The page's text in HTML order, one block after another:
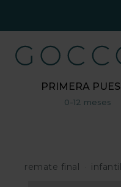
PRIMERA
0-12 meses
remate final